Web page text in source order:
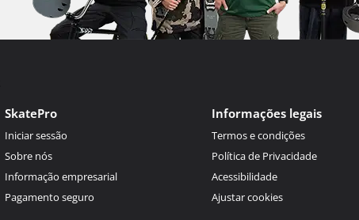
SkatePro
Iniciar sessão
Sobre nós
Informação empresarial
Pagamento seguro
Informações legais
Termos e condições
Política de Privacidade
Acessibilidade
Ajustar cookies